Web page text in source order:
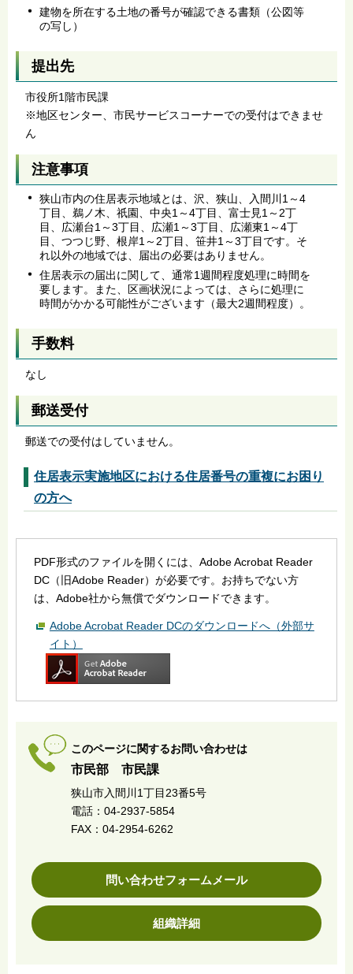
建物を所在する土地の番号が確認できる書類（公図等
の写し）
提出先
市役所1階市民課
※地区センター、市民サービスコーナーでの受付はできませ
ん
注意事項
狭山市内の住居表示地域とは、沢、狭山、入間川1～4
丁目、鵜ノ木、祇園、中央1～4丁目、富士見1～2丁
目、広瀬台1～3丁目、広瀬1～3丁目、広瀬東1～4丁
目、つつじ野、根岸1～2丁目、笹井1～3丁目です。そ
れ以外の地域では、届出の必要はありません。
住居表示の届出に関して、通常1週間程度処理に時間を
要します。また、区画状況によっては、さらに処理に
時間がかかる可能性がございます（最大2週間程度）。
手数料
なし
郵送受付
郵送での受付はしていません。
住居表示実施地区における住居番号の重複にお困り
の方へ
PDF形式のファイルを開くには、Adobe Acrobat Reader
DC（旧Adobe Reader）が必要です。お持ちでない方
は、Adobe社から無償でダウンロードできます。
Adobe Acrobat Reader DCのダウンロードへ（外部サ
イト）
このページに関するお問い合わせは
市民部 市民課
狭山市入間川1丁目23番5号
電話：04-2937-5854
FAX：04-2954-6262
問い合わせフォームメール
組織詳細